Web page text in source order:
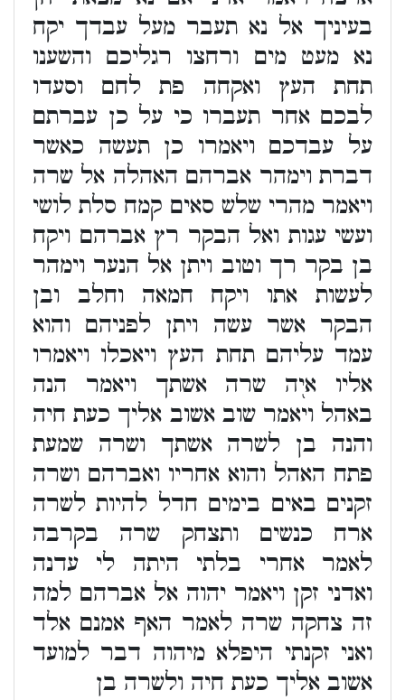
בעיניך אל נא תעבר מעל עבדך יקח
נא מעט מים ורחצו רגליכם והשענו
תחת העץ ואקחה פת לחם וסעדו
לבכם אחר תעברו כי על כן עברתם
על עבדכם ויאמרו כן תעשה כאשר
דברת וימהר אברהם האהלה אל שרה
ויאמר מהרי שלש סאים קמח סלת לושי
ועשי עגות ואל הבקר רץ אברהם ויקח
בן בקר רך וטוב ויתן אל הנער וימהר
לעשות אתו ויקח חמאה וחלב ובן
הבקר אשר עשה ויתן לפניהם והוא
עמד עליהם תחת העץ ויאכלו ויאמרו
אליו אי֭ה שרה אשתך ויאמר הנה
באהל ויאמר שוב אשוב אליך כעת חיה
והנה בן לשרה אשתך ושרה שמעת
פתח האהל והוא אחריו ואברהם ושרה
זקנים באים בימים חדל להיות לשרה
ארח כנשים ותצחק שרה בקרבה
לאמר אחרי בלתי היתה לי עדנה
ואדני זקן ויאמר יהוה אל אברהם למה
זה צחקה שרה לאמר האף אמנם אלד
ואני זקנתי היפלא מיהוה דבר למועד
אשוב אליך כעת חיה ולשרה בן